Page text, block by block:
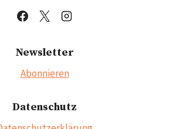
Newsletter
Abonnieren
Datenschutz